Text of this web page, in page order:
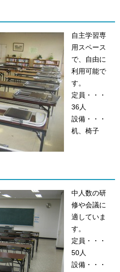
自主学習専
用スペース
で、自由に
利用可能で
す。
定員・・・
36人
設備・・・
机、椅子
中人数の研
修や会議に
適していま
す。
定員・・・
50人
設備・・・